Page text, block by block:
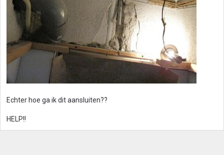
Echter hoe ga ik dit aansluiten??
HELP!!